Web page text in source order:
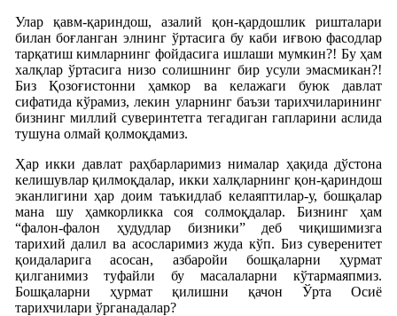
Улар қавм-қариндош, азалий қон-қардошлик ришталари
билан боғланган элнинг ўртасига бу каби иғвою фасодлар
тарқатиш кимларнинг фойдасига ишлаши мумкин?! Бу ҳам
халқлар ўртасига низо солишнинг бир усули эмасмикан?!
Биз Қозоғистонни ҳамкор ва келажаги буюк давлат
сифатида кўрамиз, лекин уларнинг баъзи тарихчиларининг
бизнинг миллий суверинтетга тегадиган гапларини аслида
тушуна олмай қолмоқдамиз.
Ҳар икки давлат раҳбарларимиз нималар ҳақида дўстона
келишувлар қилмоқдалар, икки халқларнинг қон-қариндош
эканлигини ҳар доим таъкидлаб келаяптилар-у, бошқалар
мана шу ҳамкорликка соя солмоқдалар. Бизнинг ҳам
“фалон-фалон ҳудудлар бизники” деб чиқишимизга
тарихий далил ва асосларимиз жуда кўп. Биз суверенитет
қоидаларига асосан, азбаройи бошқаларни ҳурмат
қилганимиз туфайли бу масалаларни кўтармаяпмиз.
Бошқаларни ҳурмат қилишни қачон Ўрта Осиё
тарихчилари ўрганадалар?